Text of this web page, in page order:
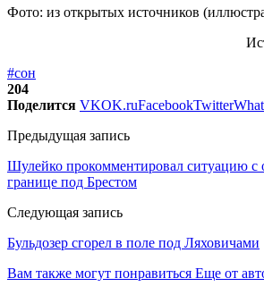
Фото: из открытых источников
#сон
204
Поделится VKOK.ruFacebookTwitter
Предыдущая запись
Шулейко прокомментировал ситуацию с
границе под Брестом
Следующая запись
Бульдозер сгорел в поле под Ляховичами
Вам также могут понравиться Еще от